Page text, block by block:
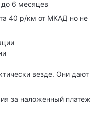
до 6 месяцев
40 р/км от МКАД но не
везде. Они дают
за наложенный платеж